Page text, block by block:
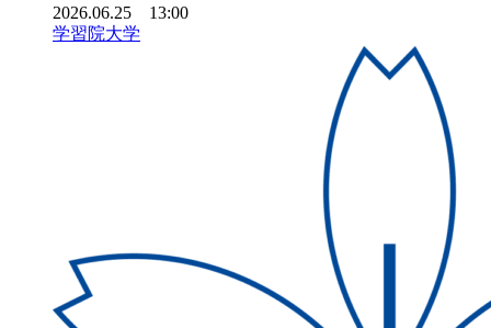
2026.06.25 13:00
学習院大学